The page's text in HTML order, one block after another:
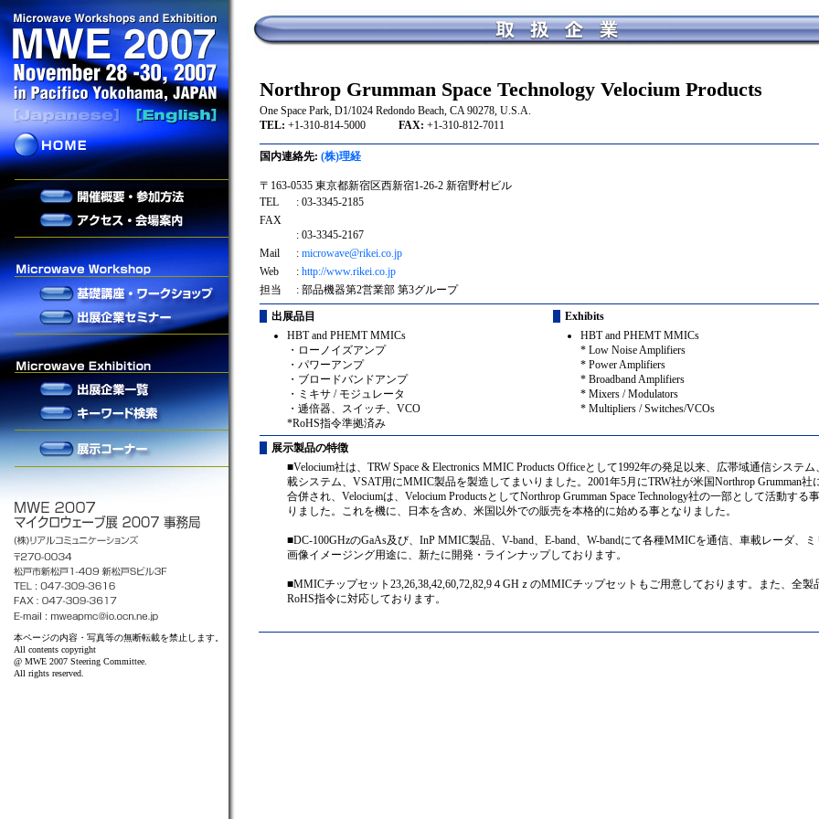
本ページの内容・写真等の無断転載を禁止します。
All contents copyright
@ MWE 2007 Steering Committee.
All rights reserved.
Northrop Grumman Space Technology Velocium Products
One Space Park, D1/1024 Redondo Beach, CA 90278, U.S.A.
TEL: +1-310-814-5000 FAX: +1-310-812-7011
国内連絡先: (株)理経
〒163-0535 東京都新宿区西新宿1-26-2 新宿野村ビル
TEL
: 03-3345-2185
FAX
: 03-3345-2167
Mail
: microwave@rikei.co.jp
Web
: http://www.rikei.co.jp
担当
: 部品機器第2営業部 第3グループ
出展品目
HBT and PHEMT MMICs
・ローノイズアンプ
・パワーアンプ
・ブロードバンドアンプ
・ミキサ / モジュレータ
・逓倍器、スイッチ、VCO
*RoHS指令準拠済み
Exhibits
HBT and PHEMT MMICs
* Low Noise Amplifiers
* Power Amplifiers
* Broadband Amplifiers
* Mixers / Modulators
* Multipliers / Switches/VCOs
展示製品の特徴
■Velocium社は、TRW Space & Electronics MMIC Products Officeとして1992年の発足以来、広帯域通信システム
載システム、VSAT用にMMIC製品を製造してまいりました。2001年5月にTRW社が米国Northrop Grumman社
合併され、Velociumは、Velocium ProductsとしてNorthrop Grumman Space Technology社の一部として活動する
りました。これを機に、日本を含め、米国以外での販売を本格的に始める事となりました。
■DC-100GHzのGaAs及び、InP MMIC製品、V-band、E-band、W-bandにて各種MMICを通信、車載レーダ、ミ
画像イメージング用途に、新たに開発・ラインナップしております。
■MMICチップセット23,26,38,42,60,72,82,9４GHｚのMMICチップセットもご用意しております。また、全製
RoHS指令に対応しております。